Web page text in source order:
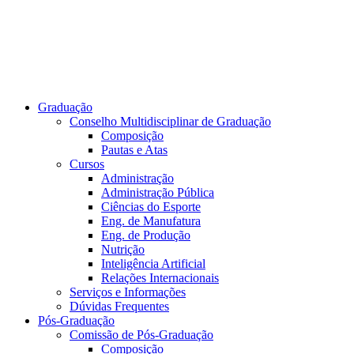
Graduação
Conselho Multidisciplinar de Graduação
Composição
Pautas e Atas
Cursos
Administração
Administração Pública
Ciências do Esporte
Eng. de Manufatura
Eng. de Produção
Nutrição
Inteligência Artificial
Relações Internacionais
Serviços e Informações
Dúvidas Frequentes
Pós-Graduação
Comissão de Pós-Graduação
Composição